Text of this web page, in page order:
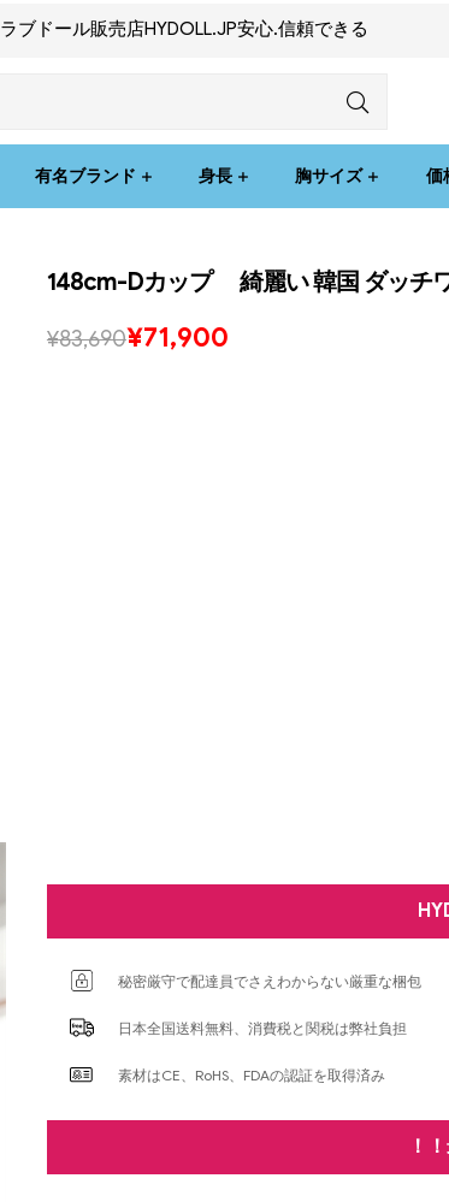
ラブドール販売店HYDOLL.JP安心.信頼できる
有名ブランド 身長 胸サイズ 価
148cm-Dカップ 綺麗い 韓国 ダッチ
¥83,690¥71,900
秘密厳守で配達員でさえわからない厳重な梱包
日本全国送料無料、消費税と関税は弊社負担
素材はCE、RoHS、FDAの認証を取得済み
！